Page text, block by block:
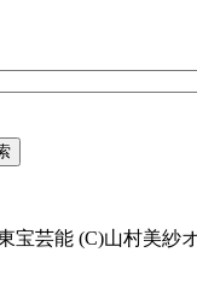
宝芸能 (C)山村美紗